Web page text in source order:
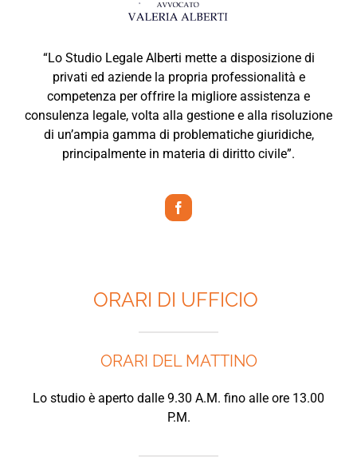
“Lo Studio Legale Alberti mette a disposizione di
privati ed aziende la propria professionalità e
competenza per offrire la migliore assistenza e
consulenza legale, volta alla gestione e alla risoluzione
di un’ampia gamma di problematiche giuridiche,
principalmente in materia di diritto civile”.
ORARI DI UFFICIO
ORARI DEL MATTINO
Lo studio è aperto dalle 9.30 A.M. fino alle ore 13.00
P.M.